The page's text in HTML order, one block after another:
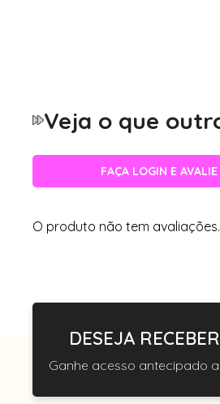
Veja o que
FAÇA LOGIN E AVALIE
O produto não tem avaliações.
DESEJA
Ganhe acesso antecipado